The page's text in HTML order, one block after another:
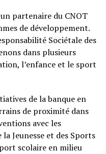
partenaire du CNOT
de développement.
Sociétale des
dans plusieurs
l’enfance et le sport
de la banque en
de proximité dans
avec les
Jeunesse et des Sports
scolaire en milieu